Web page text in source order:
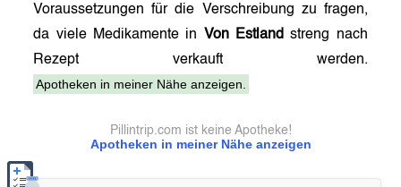
Voraussetzungen für die Verschreibung zu fragen,
da viele Medikamente in Von Estland streng nach
Rezept verkauft werden.
Apotheken in meiner Nähe anzeigen.
Apotheken in meiner Nähe anzeigen
Pillintrip.com ist keine Apotheke!